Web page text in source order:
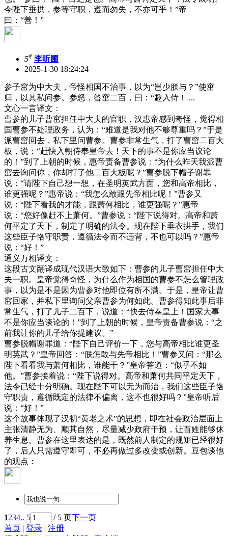
今陛下垂拱，参等守职，遵而勿失，不亦可乎！”帝
曰：“善！”‌
5# 李听圃
2025-1-30 18:24:24
参子窋为中大夫，帝怪相国不治事，以为“岂少朕与？”使窋
归，以其私问参。参怒，答窋二百，曰：“趣入侍！ ...
文心一言译文：
曹参的儿子曹窋担任中大夫的官职，汉惠帝感到奇怪，觉得相
国曹参不处理政务，认为：“难道是我对他不够尊重吗？”于是
派曹窋回去，私下里问曹参。曹参非常生气，打了曹窋二百大
板，说：“赶快入朝侍奉皇帝去！天下的事不是你应当议论
的！”到了上朝的时候，惠帝责备曹参说：“为什么昨天我派曹
窋去询问你，你却打了他二百大板呢？”曹参脱下帽子谢罪
说：“请陛下自己想一想，在圣明英武方面，您和高帝相比，
谁更强呢？”惠帝说：“我怎么敢跟先帝相比呢！”曹参又
说：“陛下看我的才能，跟萧何相比，谁更强呢？”惠帝
说：“您好像赶不上萧何。”曹参说：“陛下说得对。高帝和萧
何平定了天下，制定了明确的法令。现在陛下垂衣拱手，我们
这些臣子恪守职责，遵循法令而不违背，不也可以吗？”惠帝
说：“好！”
通义万相译文：
这段古文翻译成现代汉语大致如下：曹参的儿子曹窋担任中大
夫一职。皇帝觉得奇怪，为什么作为相国的曹参不怎么管理政
事，以为是不是因为曹参对他即位有所不满。于是，皇帝让曹
窋回家，并私下里询问父亲曹参为何如此。曹参得知此事后非
常生气，打了儿子二百下，说道：“快去侍奉皇上！国家大事
不是你应当谈论的！”到了上朝的时候，皇帝责备曹参说：“之
前我让你的儿子给你提建议。”
曹参脱帽谢罪道：“陛下自己评价一下，您与高帝相比谁更圣
明英武？”皇帝回答：“朕怎敢与先帝相比！”曹参又问：“那么
陛下看看我与萧何相比，谁能干？”皇帝答道：“似乎不如
他。”曹参接着说：“陛下说得对。高帝和萧何共同平定天下，
法令已经十分明确。现在陛下可以无为而治，我们这些臣子恪
守职责，遵循既定的法律不偏离，这不也很好吗？”皇帝听后
说：“好！”
这个故事体现了汉初“黄老之术”的思想，即在社会政治层面上
主张清静无为、顺其自然，尽量减少政府干预，让百姓能够休
养生息。曹参在这里表达的是，既然前人制定的规矩已经很好
了，后人只需遵守即可，不必再做过多改变或创新。豆包谈他
的观点：
1234.. 5 / 5 页下一页
首页 | 登录 | 注册